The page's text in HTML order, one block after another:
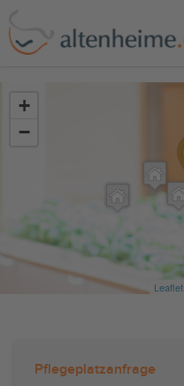
+
−
Leaflet
Pflegeplatzanfrage